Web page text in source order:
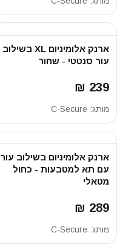
ארנק אלומיניום XL בשילוב
עור סנטטי - שחור
239 ₪
מותג: C-Secure
ארנק אלומיניום בשילוב עור
עם תא למטבעות - כחול
מטאלי
289 ₪
מותג: C-Secure